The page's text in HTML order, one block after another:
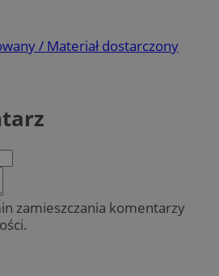
/ Materiał dostarczony
zamieszczania komentarzy